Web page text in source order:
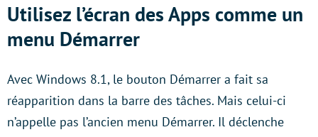
Utilisez l’écran des Apps comme un
menu Démarrer
Avec Windows 8.1, le bouton Démarrer a fait sa
réapparition dans la barre des tâches. Mais celui-ci
n’appelle pas l’ancien menu Démarrer. Il déclenche